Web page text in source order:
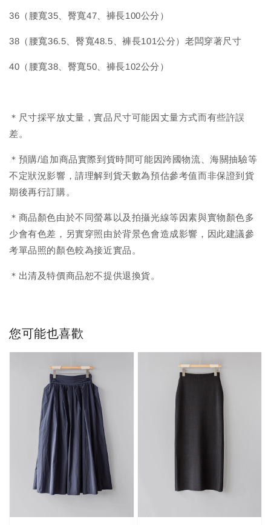
36（腰寬35、臀寬47、褲長100公分）
38（腰寬36.5、臀寬48.5、褲長101公分）老闆穿著尺寸
40（腰寬38、臀寬50、褲長102公分）
＊尺寸採平放丈量，實品尺寸可能因丈量方式而有些許誤
差。
＊預購/追加商品實際到貨時間可能因跨國物流、海關抽驗等
不定狀況影響，請理解到貨天數為預估參考值而非保證到貨
期後再行訂購。
＊商品顏色由於不同螢幕以及拍攝光線等因素與實物顏色多
少會有色差，另實穿照由於背景色會造成影響，因此建議參
考單品照的顏色較為接近實品。
＊出清及特價商品恕不提供退換貨。
您可能也喜歡